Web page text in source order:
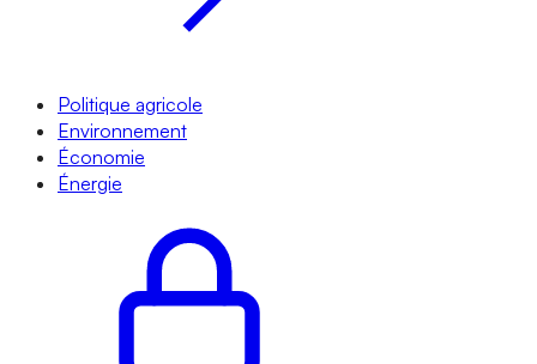
Politique agricole
Environnement
Économie
Énergie